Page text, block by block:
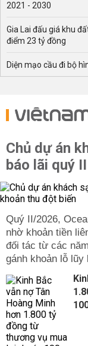
2021 - 2030
Gia Lai đấu giá khu
điểm 23 tỷ đồng
Diện mạo cầu đi bộ
Chủ dự án
báo lãi quý
Quý II/2026,
nhờ khoản tiền
đối tác từ các
gánh khoản lỗ lũy